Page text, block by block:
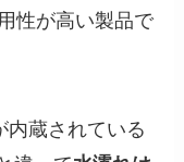
性が高い製品で
内蔵されている